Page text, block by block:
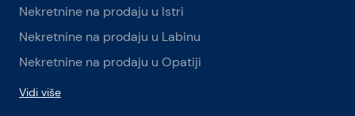
Nekretnine na prodaju u Istri
Nekretnine na prodaju u Labinu
Nekretnine na prodaju u Opatiji
Vidi više